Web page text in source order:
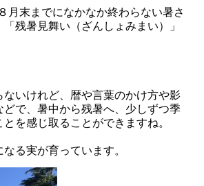
月末までになかなか終わらない暑さ
残暑見舞い（ざんしょみまい）」
いけれど、暦や言葉のかけ方や影
で、暑中から残暑へ、少しずつ季
を感じ取ることができますね。
る実が育っています。